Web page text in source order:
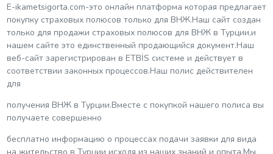
Е-ikametsigorta.com-это онлайн платформа которая предлагает
покупку страховых полюсов только для ВНЖ.Наш сайт создан
только для продажи страховых полюсов для ВНЖ в Турции,и
нашем сайте это единственный продающийся документ.Наш
веб-сайт зарегистрирован в ETBİS системе и действует в
соответствии законных процессов.Наш полис действителен
для
получения ВНЖ в Турции.Вместе с покупкой нашего полиса вы
получаете совершенно
бесплатно информацию о процессах подачи заявки для вида
на жительство в Турции исходя из наших знаний и опыта.Мы